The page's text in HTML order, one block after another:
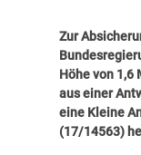
Zur
Höhe von 1,6
aus einer
eine Kleine
(17/14563)